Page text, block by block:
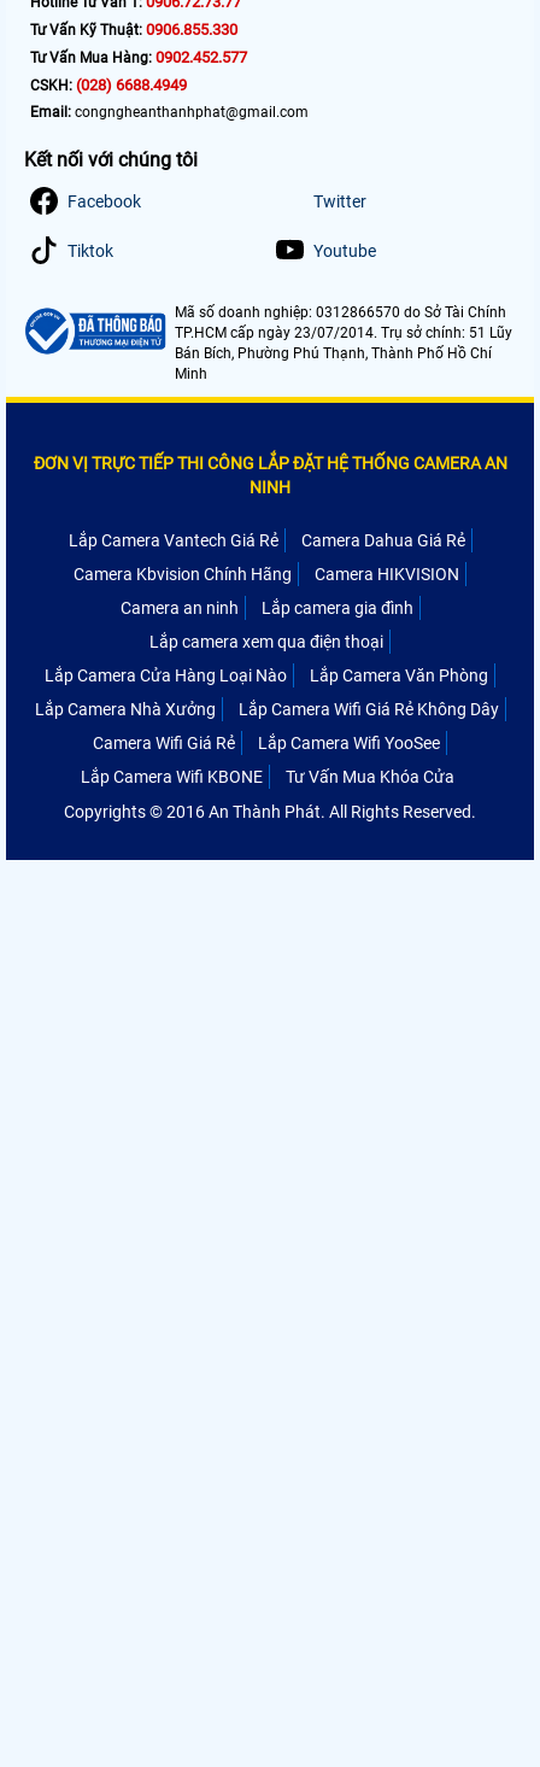
Tư Vấn Kỹ Thuật: 0906.855.330
Tư Vấn Mua Hàng: 0902.452.577
CSKH: (028) 6688.4949
Email: congngheanthanhphat@gmail.com
Kết nối với chúng tôi
Facebook Twitter
Tiktok Youtube
Mã số doanh nghiệp: 0312866570 do Sở Tài Chính
TP.HCM cấp ngày 23/07/2014. Trụ sở chính: 51 Lũy
Bán Bích, Phường Phú Thạnh, Thành Phố Hồ Chí
Minh
ĐƠN VỊ TRỰC TIẾP THI CÔNG LẮP ĐẶT HỆ THỐNG CAMERA AN
NINH
Lắp Camera Vantech Giá Rẻ
Camera Dahua Giá Rẻ
Camera Kbvision Chính Hãng
Camera HIKVISION
Camera an ninh
Lắp camera gia đình
Lắp camera xem qua điện thoại
Lắp Camera Cửa Hàng Loại Nào
Lắp Camera Văn Phòng
Lắp Camera Nhà Xưởng
Lắp Camera Wifi Giá Rẻ Không Dây
Camera Wifi Giá Rẻ
Lắp Camera Wifi YooSee
Lắp Camera Wifi KBONE
Tư Vấn Mua Khóa Cửa
Copyrights © 2016 An Thành Phát. All Rights Reserved.